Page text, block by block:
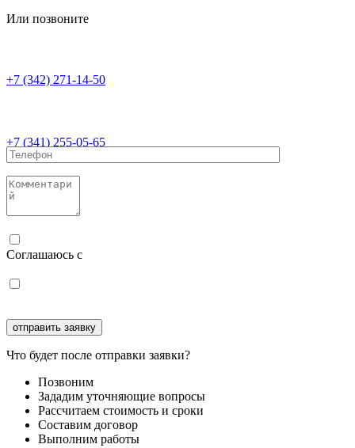
Или позвоните
+7 (342) 271-14-50
+7 (341) 255-05-65
Соглашаюсь с
Что будет после отправки заявки?
Позвоним
Зададим уточняющие вопросы
Рассчитаем стоимость и сроки
Составим договор
Выполним работы